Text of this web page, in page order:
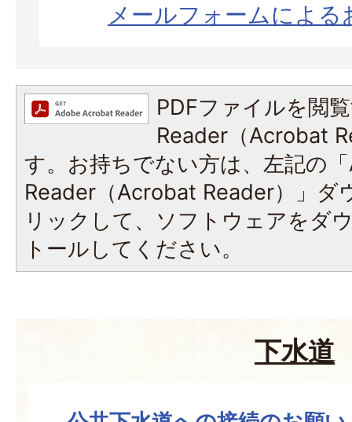
メールフォームによる
PDFファイルを閲
Reader（Acrobat
す。お持ちでない方は、左記の
Reader（Acrobat Reader）」ダ
リックして、ソフトウェアをダ
トールしてください。
下水道